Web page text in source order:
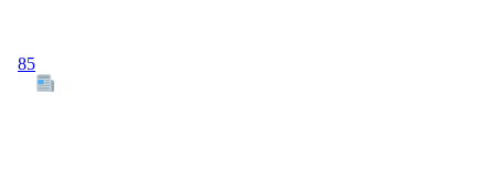
85